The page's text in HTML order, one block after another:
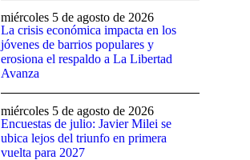
La crisis económica impacta en los
jóvenes de barrios populares y
erosiona el respaldo a La Libertad
Avanza
miércoles 5 de agosto de 2026
Encuestas de julio: Javier Milei se
ubica lejos del triunfo en primera
vuelta para 2027
miércoles 5 de agosto de 2026